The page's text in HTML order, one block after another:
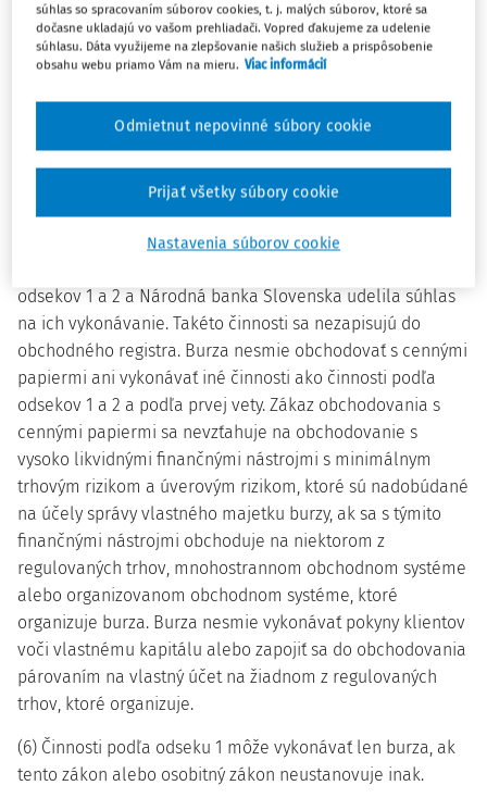
e) poskytovať služby vykazovania údajov podľa
osobitného predpisu.3)
(3) Pri výkone činnosti podľa odsekov 1 a 2 prináleží burze
aj rozhodovanie v prípadoch ustanovených týmto
(4) Burza je právnickou osobou a zapisuje sa do
obchodného registra.
(5) Burza môže vykonávať iné činnosti, ako sú uvedené v
odsekov 1 a 2 a Národná banka Slovenska udelila súhlas
na ich vykonávanie. Takéto činnosti sa nezapisujú do
obchodného registra. Burza nesmie obchodovať s cennými
papiermi ani vykonávať iné činnosti ako činnosti podľa
odsekov 1 a 2 a podľa prvej vety. Zákaz obchodovania s
cennými papiermi sa nevzťahuje na obchodovanie s
vysoko likvidnými finančnými nástrojmi s minimálnym
trhovým rizikom a úverovým rizikom, ktoré sú nadobúdané
na účely správy vlastného majetku burzy, ak sa s týmito
finančnými nástrojmi obchoduje na niektorom z
regulovaných trhov, mnohostrannom obchodnom systéme
alebo organizovanom obchodnom systéme, ktoré
organizuje burza. Burza nesmie vykonávať pokyny klientov
voči vlastnému kapitálu alebo zapojiť sa do obchodovania
párovaním na vlastný účet na žiadnom z regulovaných
trhov, ktoré organizuje.
(6) Činnosti podľa odseku 1 môže vykonávať len burza, ak
tento zákon alebo osobitný zákon neustanovuje inak.
súhlas so spracovaním súborov cookies, t. j. malých súborov, ktoré sa
dočasne ukladajú vo vašom prehliadači. Vopred ďakujeme za udelenie
súhlasu. Dáta využijeme na zlepšovanie našich služieb a prispôsobenie
obsahu webu priamo Vám na mieru. Viac informácií
Nastavenia súborov cookie
Odmietnut nepovinné súbory cookie
Prijať všetky súbory cookie